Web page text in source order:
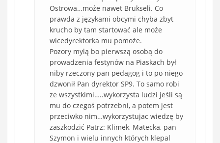
Ostrowa…może nawet Brukseli. Co
prawda z językami obcymi chyba zbyt
krucho by tam startować ale może
wicedyrektorka mu pomoże.
Pozory mylą bo pierwszą osobą do
prowadzenia festynów na Piaskach był
niby rzeczony pan pedagog i to po niego
dzwonił Pan dyrektor SP9. To samo robi
ze wszystkimi…..wykorzysta ludzi jeśli są
mu do czegoś potrzebni, a potem jest
przeciwko nim…wykorzystujac wiedzę by
zaszkodzić Patrz: Klimek, Matecka, pan
Szymon i wielu innych których klepal